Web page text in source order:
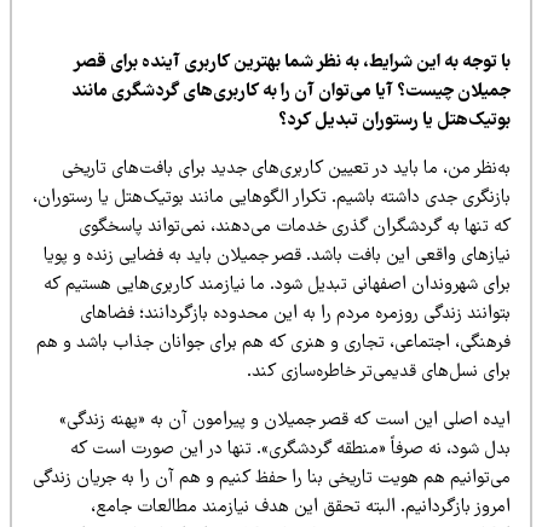
توجه به این شرایط، به نظر شما بهترین کاربری آینده برای قصر
چیست؟ آیا می‌توان آن را به کاربری‌های گردشگری مانند
یا رستوران تبدیل کرد؟
من، ما باید در تعیین کاربری‌های جدید برای بافت‌های تاریخی
جدی داشته باشیم. تکرار الگوهایی مانند بوتیک‌هتل یا رستوران،
تنها به گردشگران گذری خدمات می‌دهند، نمی‌تواند پاسخگوی
واقعی این بافت باشد. قصر جمیلان باید به فضایی زنده و پویا
شهروندان اصفهانی تبدیل شود. ما نیازمند کاربری‌هایی هستیم که
زندگی روزمره مردم را به این محدوده بازگردانند؛ فضاهای
اجتماعی، تجاری و هنری که هم برای جوانان جذاب باشد و هم
نسل‌های قدیمی‌تر خاطره‌سازی کند.
اصلی این است که قصر جمیلان و پیرامون آن به «پهنه زندگی»
شود، نه صرفاً «منطقه گردشگری». تنها در این صورت است که
هم هویت تاریخی بنا را حفظ کنیم و هم آن را به جریان زندگی
بازگردانیم. البته تحقق این هدف نیازمند مطالعات جامع،